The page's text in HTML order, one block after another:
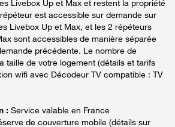
Livebox Up et Max et restent la propriété
est accessible sur demande sur
Livebox Up et Max, et les 2 répéteurs
sont accessibles de manière séparée
précédente. Le nombre de
taille de votre logement (détails et tarifs
wifi avec Décodeur TV compatible : TV
: Service valable en France
de couverture mobile (détails sur